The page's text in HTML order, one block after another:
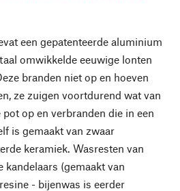
een gepatenteerde aluminium
omwikkelde eeuwige lonten
branden niet op en hoeven
ze zuigen voortdurend wat van
op en verbranden die in een
is gemaakt van zwaar
keramiek. Wasresten van
kandelaars (gemaakt van
- bijenwas is eerder